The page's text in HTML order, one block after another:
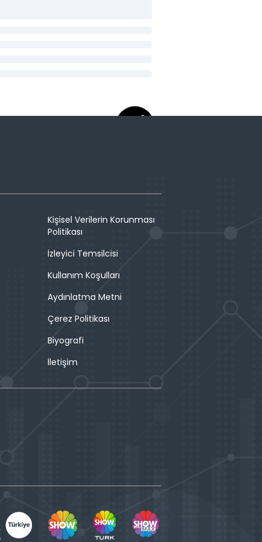
Kişisel Verilerin Korunması
Politikası
İzleyici Temsilcisi
Kullanım Koşulları
Aydınlatma Metni
Çerez Politikası
Biyografi
İletişim